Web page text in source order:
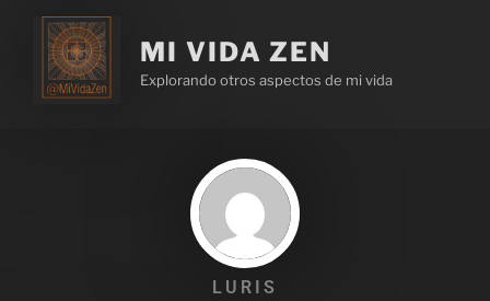
MI VIDA ZEN
Explorando otros aspectos de mi vida
LURIS